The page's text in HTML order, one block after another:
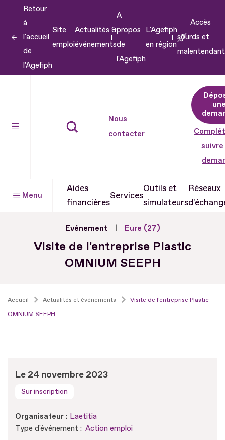
contenu
Retour
à
l'accueil
de
l'Agefiph
Site
emploi
Actualités &
événements
A
propos
de
l'Agefiph
L'Agefiph
en région
Accès
sourds et
Nous
contacter
suivre
Menu
Aides
financières
Services
Outils et
simulateurs
Réseaux
Evénement Eure (27)
Visite de l'entreprise Plastic
OMNIUM SEEPH
Accueil Actualités et événements
Visite de l'entreprise Plastic
OMNIUM SEEPH
Le 24 novembre 2023
Sur inscription
Organisateur : Laetitia
Type d'événement : Action emploi